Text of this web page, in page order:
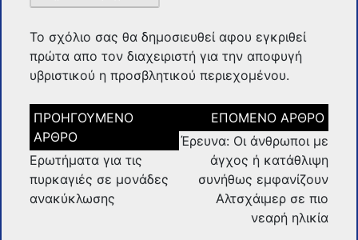
Το σχόλιο σας θα δημοσιευθεί αφου εγκριθεί
πρώτα απο τον διαχειριστή για την αποφυγή
υβριστικού η προσβλητικού περιεχομένου.
Πλοήγηση
άρθρων
Ερωτήματα για τις
πυρκαγιές σε μονάδες
ανακύκλωσης
Έρευνα: Οι άνθρωποι με
άγχος ή κατάθλιψη
συνήθως εμφανίζουν
Αλτσχάιμερ σε πιο
νεαρή ηλικία